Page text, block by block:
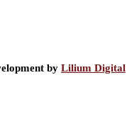
by Lilium Digital